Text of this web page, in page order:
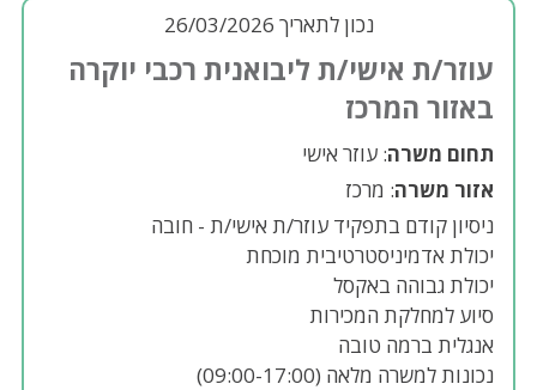
נכון לתאריך 26/03/2026
עוזר/ת אישי/ת ליבואנית רכבי יוקרה
באזור המרכז
תחום משרה: עוזר אישי
אזור משרה: מרכז
ניסיון קודם בתפקיד עוזר/ת אישי/ת - חובה
יכולת אדמיניסטרטיבית מוכחת
יכולת גבוהה באקסל
סיוע למחלקת המכירות
אנגלית ברמה טובה
נכונות למשרה מלאה (09:00-17:00)